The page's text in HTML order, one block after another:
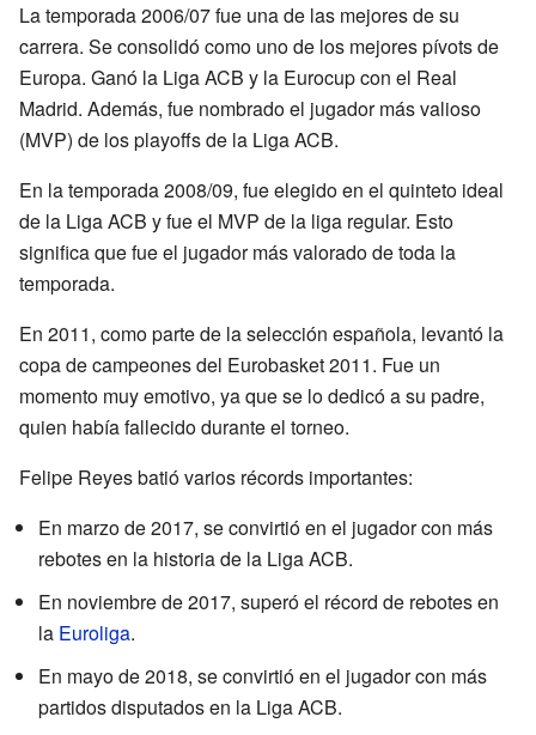
La temporada 2006/07 fue una de las mejores de su
carrera. Se consolidó como uno de los mejores pívots de
Europa. Ganó la Liga ACB y la Eurocup con el Real
Madrid. Además, fue nombrado el jugador más valioso
(MVP) de los playoffs de la Liga ACB.
En la temporada 2008/09, fue elegido en el quinteto ideal
de la Liga ACB y fue el MVP de la liga regular. Esto
significa que fue el jugador más valorado de toda la
temporada.
En 2011, como parte de la selección española, levantó la
copa de campeones del Eurobasket 2011. Fue un
momento muy emotivo, ya que se lo dedicó a su padre,
quien había fallecido durante el torneo.
Felipe Reyes batió varios récords importantes:
En marzo de 2017, se convirtió en el jugador con más
rebotes en la historia de la Liga ACB.
En noviembre de 2017, superó el récord de rebotes en
la Euroliga.
En mayo de 2018, se convirtió en el jugador con más
partidos disputados en la Liga ACB.